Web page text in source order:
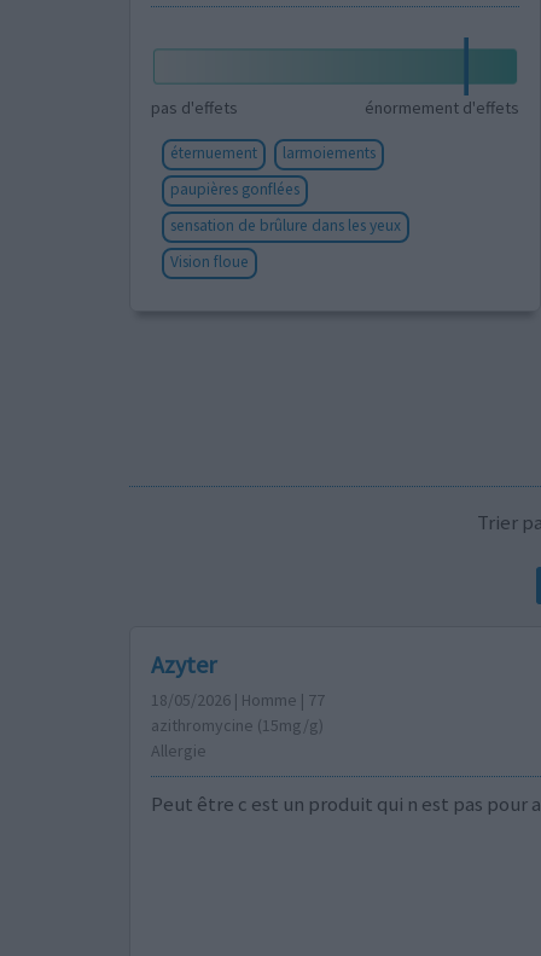
pas d'effets énormement d'effets
éternuement
larmoiements
paupières gonflées
sensation de brûlure dans les yeux
Vision floue
Trier
Azyter
18/05/2026 | Homme | 77
azithromycine (15mg/g)
Allergie
Peut être c est un produit qui n est pas pour